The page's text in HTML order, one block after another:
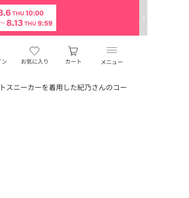
メニュー
お気に入り
ン カート
スニーカーを着用した紀乃さんのコー